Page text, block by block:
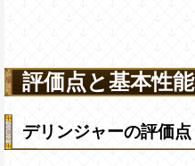
評価点と基本性能
デリンジャーの評価点